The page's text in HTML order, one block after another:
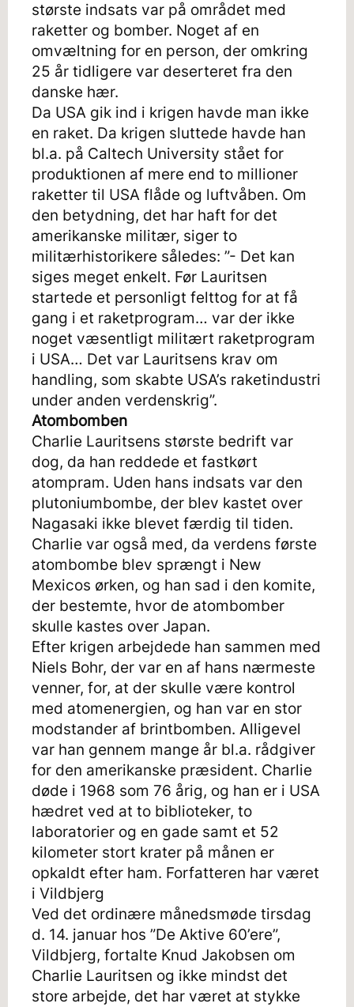
største indsats var på området med
raketter og bomber. Noget af en
omvæltning for en person, der omkring
25 år tidligere var deserteret fra den
danske hær.
Da USA gik ind i krigen havde man ikke
en raket. Da krigen sluttede havde han
bl.a. på Caltech University stået for
produktionen af mere end to millioner
raketter til USA flåde og luftvåben. Om
den betydning, det har haft for det
amerikanske militær, siger to
militærhistorikere således: ”- Det kan
siges meget enkelt. Før Lauritsen
startede et personligt felttog for at få
gang i et raketprogram… var der ikke
noget væsentligt militært raketprogram
i USA… Det var Lauritsens krav om
handling, som skabte USA’s raketindustri
under anden verdenskrig”.
Atombomben
Charlie Lauritsens største bedrift var
dog, da han reddede et fastkørt
atompram. Uden hans indsats var den
plutoniumbombe, der blev kastet over
Nagasaki ikke blevet færdig til tiden.
Charlie var også med, da verdens første
atombombe blev sprængt i New
Mexicos ørken, og han sad i den komite,
der bestemte, hvor de atombomber
skulle kastes over Japan.
Efter krigen arbejdede han sammen med
Niels Bohr, der var en af hans nærmeste
venner, for, at der skulle være kontrol
med atomenergien, og han var en stor
modstander af brintbomben. Alligevel
var han gennem mange år bl.a. rådgiver
for den amerikanske præsident. Charlie
døde i 1968 som 76 årig, og han er i USA
hædret ved at to biblioteker, to
laboratorier og en gade samt et 52
kilometer stort krater på månen er
opkaldt efter ham. Forfatteren har været
i Vildbjerg
Ved det ordinære månedsmøde tirsdag
d. 14. januar hos ”De Aktive 60’ere”,
Vildbjerg, fortalte Knud Jakobsen om
Charlie Lauritsen og ikke mindst det
store arbejde, det har været at stykke